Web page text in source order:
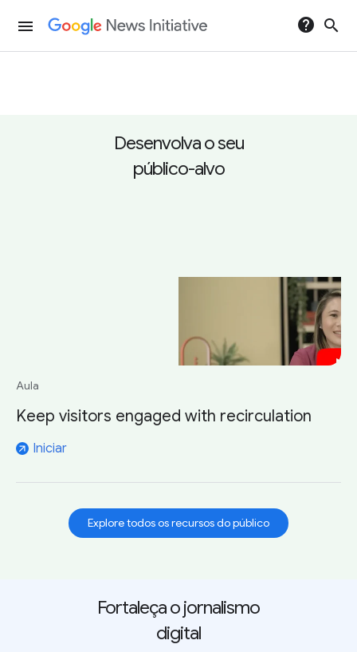
menu help search
Desenvolva o seu
público-alvo
Aula
Keep visitors engaged with recirculation
arrow_outward Iniciar
Explore todos os recursos do público
Fortaleça o jornalismo
digital